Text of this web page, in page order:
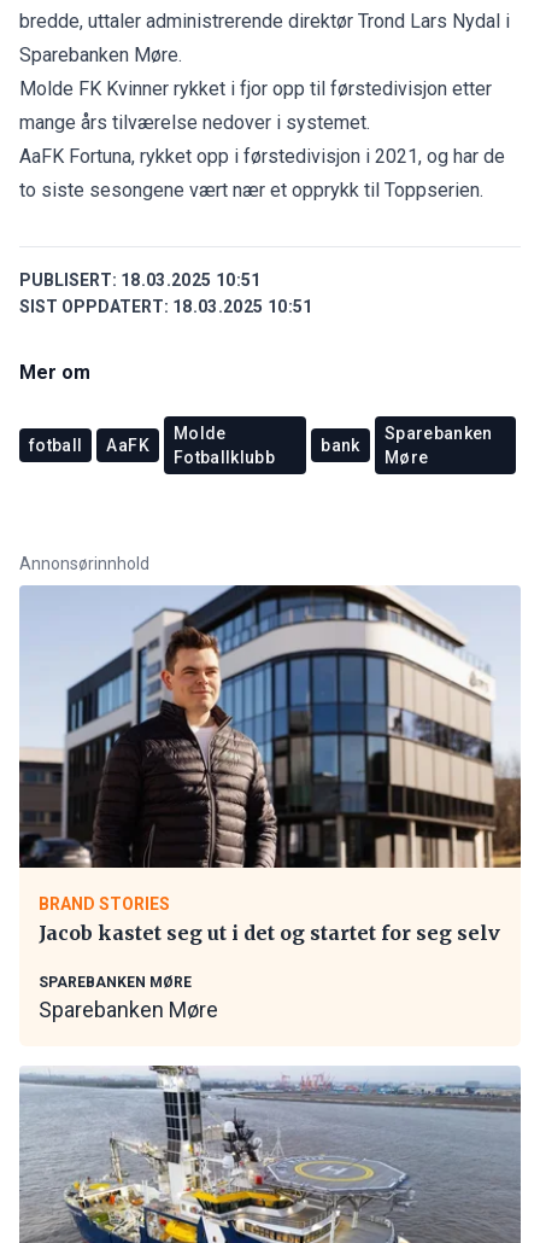
bredde, uttaler administrerende direktør Trond Lars Nydal i
Sparebanken Møre.
Molde FK Kvinner rykket i fjor opp til førstedivisjon etter
mange års tilværelse nedover i systemet.
AaFK Fortuna, rykket opp i førstedivisjon i 2021, og har de
to siste sesongene vært nær et opprykk til Toppserien.
PUBLISERT: 18.03.2025 10:51
SIST OPPDATERT: 18.03.2025 10:51
Mer om
fotball AaFK
Molde
Fotballklubb
bank
Sparebanken
Møre
Annonsørinnhold
BRAND STORIES
Jacob kastet seg ut i det og startet for seg selv
SPAREBANKEN MØRE
Sparebanken Møre